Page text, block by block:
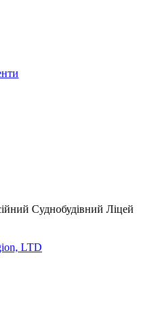
Суднобудівний Ліцей
LTD